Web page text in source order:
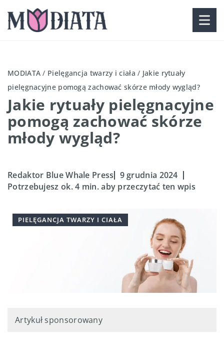
MODIATA / Pielęgancja twarzy i ciała / Jakie rytuały
pielęgnacyjne pomogą zachować skórze młody wygląd?
Jakie rytuały pielęgnacyjne
pomogą zachować skórze
młody wygląd?
Redaktor Blue Whale Press
9 grudnia 2024
Potrzebujesz ok. 4 min. aby przeczytać ten wpis
PIELĘGANCJA TWARZY I CIAŁA
Artykuł sponsorowany